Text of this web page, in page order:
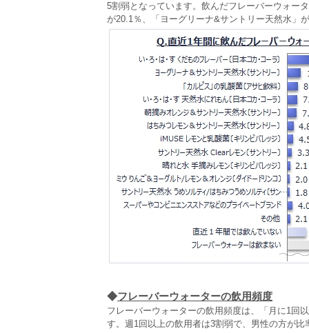
5割弱となっています。飲んだフレーバーウォー
が20.1％、「ヨーグリーナ&サントリー天然水」
◆フレーバーウォーターの飲用頻度
フレーバーウォーターの飲用頻度は、「月に1回
す。週1回以上の飲用者は3割弱で、男性の方が比